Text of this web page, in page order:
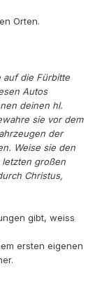
Orten.
auf die Fürbitte
Autos
deinen hl.
sie vor dem
der
Weise sie den
großen
Christus,
gibt, weiss
ersten eigenen